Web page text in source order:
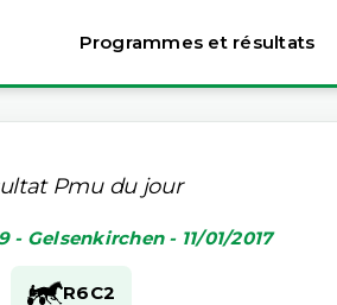
Programmes et résultats
Pmu du jour
- Gelsenkirchen - 11/01/2017
R6C2